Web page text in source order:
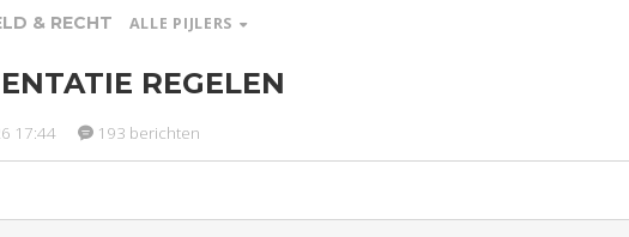
& RECHT ALLE PIJLERS
Beauty
REGELEN
17:44 193 berichten